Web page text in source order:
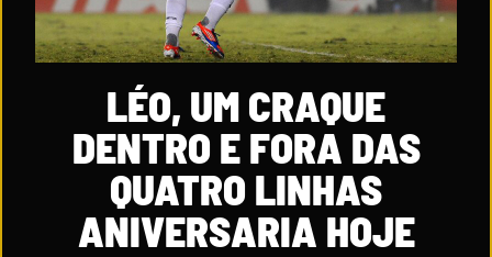
LÉO, UM CRAQUE
DENTRO E FORA DAS
QUATRO LINHAS
ANIVERSARIA HOJE